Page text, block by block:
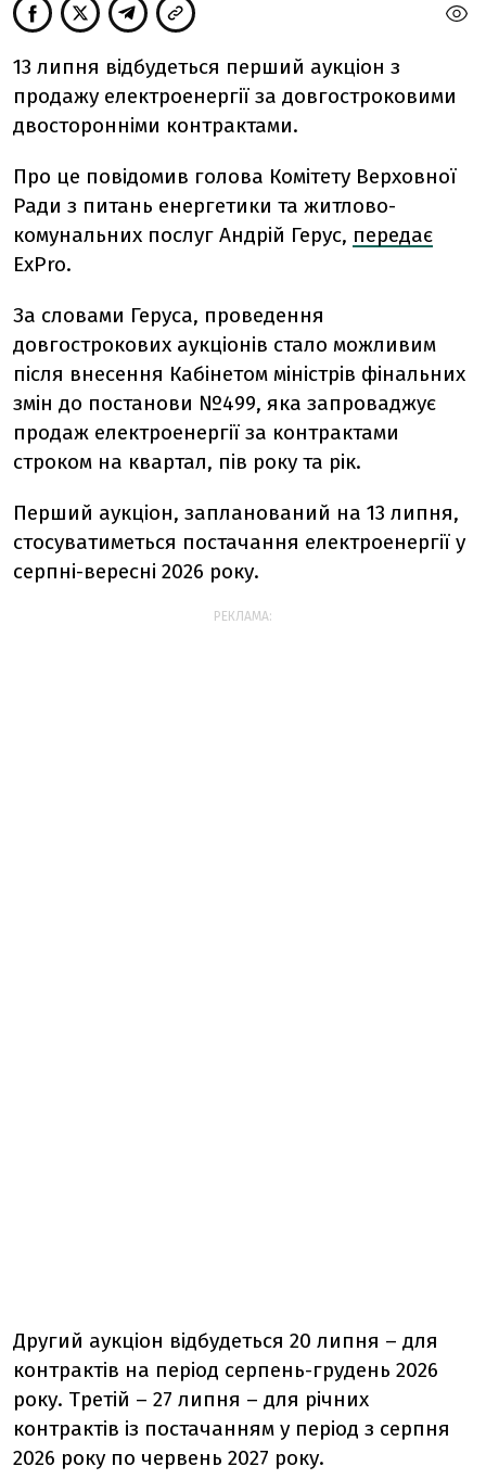
13 липня відбудеться перший аукціон з
продажу електроенергії за довгостроковими
двосторонніми контрактами.
Про це повідомив голова Комітету Верховної
Ради з питань енергетики та житлово-
комунальних послуг Андрій Герус, передає
ExPro.
За словами Геруса, проведення
довгострокових аукціонів стало можливим
після внесення Кабінетом міністрів фінальних
змін до постанови №499, яка запроваджує
продаж електроенергії за контрактами
строком на квартал, пів року та рік.
Перший аукціон, запланований на 13 липня,
стосуватиметься постачання електроенергії у
серпні-вересні 2026 року.
РЕКЛАМА:
Другий аукціон відбудеться 20 липня – для
контрактів на період серпень-грудень 2026
року. Третій – 27 липня – для річних
контрактів із постачанням у період з серпня
2026 року по червень 2027 року.